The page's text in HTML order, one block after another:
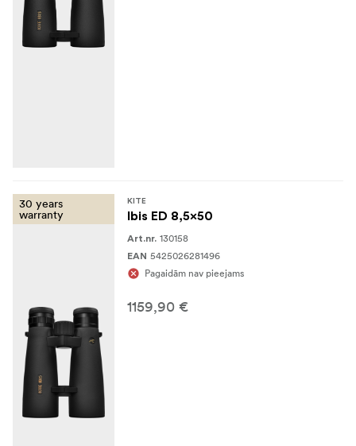
30 years
warranty
KITE
Ibis ED 8,5x50
Art.nr. 130158
EAN 5425026281496
Pagaidām nav pieejams
1159,90 €